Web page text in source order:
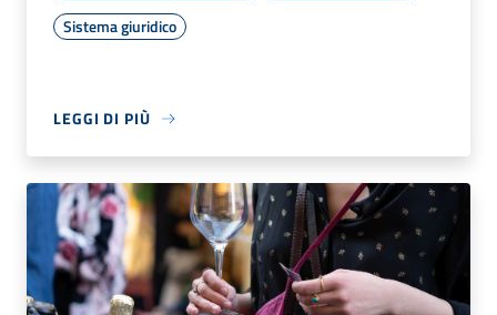
Sistema giuridico
LEGGI DI PIÙ